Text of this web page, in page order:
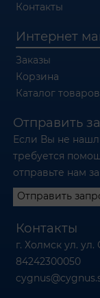
Контакты
Интернет
Заказы
Корзина
Каталог товаров
Отправить
Если Вы не
требуется
отправьте нам
Отправить
Контакты
г. Холмск ул. ул.
84242300050